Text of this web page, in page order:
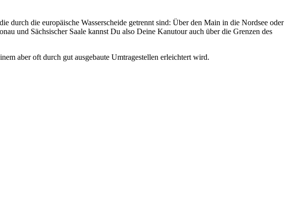
die europäische Wasserscheide getrennt sind: Über den Main in die Nordsee oder
und Sächsischer Saale kannst Du also Deine Kanutour auch über die Grenzen des
aber oft durch gut ausgebaute Umtragestellen erleichtert wird.